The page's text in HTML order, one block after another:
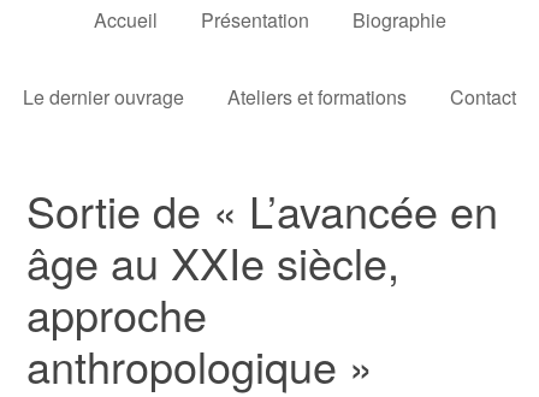
Accueil Présentation Biographie
Le dernier ouvrage Ateliers et formations Contact
Sortie de « L’avancée en
âge au XXIe siècle,
approche
anthropologique »